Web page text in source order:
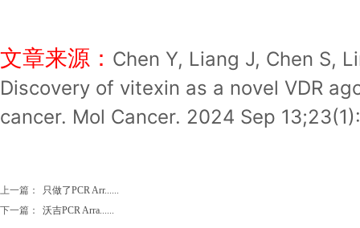
文章来源： Chen Y, Liang J, Chen S,
Discovery of vitexin as a novel VDR
cancer. Mol Cancer. 2024 Sep
上一篇：
只做了PCR Arr......
下一篇：
沃吉PCR Arra......